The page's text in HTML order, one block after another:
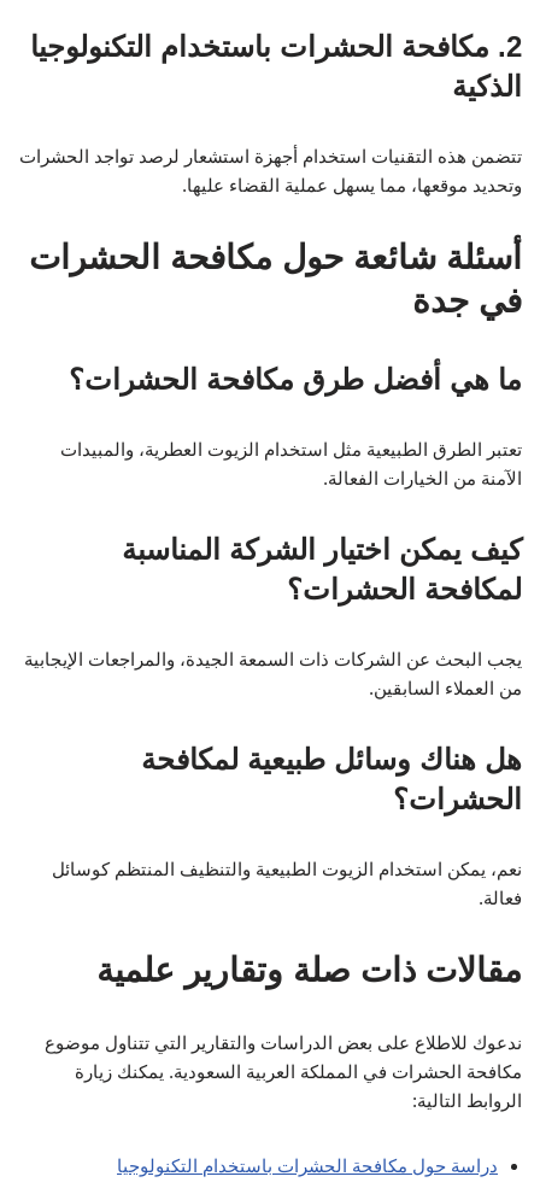
2. مكافحة الحشرات باستخدام التكنولوجيا
الذكية
تتضمن هذه التقنيات استخدام أجهزة استشعار لرصد تواجد الحشرات
وتحديد موقعها، مما يسهل عملية القضاء عليها.
أسئلة شائعة حول مكافحة الحشرات
في جدة
ما هي أفضل طرق مكافحة الحشرات؟
تعتبر الطرق الطبيعية مثل استخدام الزيوت العطرية، والمبيدات
الآمنة من الخيارات الفعالة.
كيف يمكن اختيار الشركة المناسبة
لمكافحة الحشرات؟
يجب البحث عن الشركات ذات السمعة الجيدة، والمراجعات الإيجابية
من العملاء السابقين.
هل هناك وسائل طبيعية لمكافحة
الحشرات؟
نعم، يمكن استخدام الزيوت الطبيعية والتنظيف المنتظم كوسائل
فعالة.
مقالات ذات صلة وتقارير علمية
ندعوك للاطلاع على بعض الدراسات والتقارير التي تتناول موضوع
مكافحة الحشرات في المملكة العربية السعودية. يمكنك زيارة
الروابط التالية:
دراسة حول مكافحة الحشرات باستخدام التكنولوجيا